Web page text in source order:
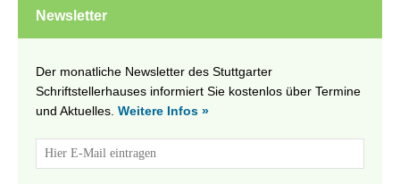
Newsletter
Der monatliche Newsletter des Stuttgarter
Schriftstellerhauses informiert Sie kostenlos über Termine
und Aktuelles. Weitere Infos »